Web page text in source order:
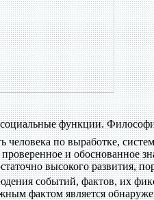
функции.
человека по выработке,
проверенное и обоснованное
высокого развития,
событий, фактов, их
фактом является